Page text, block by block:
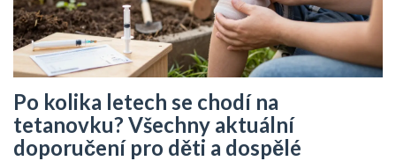
Po kolika letech se chodí na
tetanovku? Všechny aktuální
doporučení pro děti a dospělé